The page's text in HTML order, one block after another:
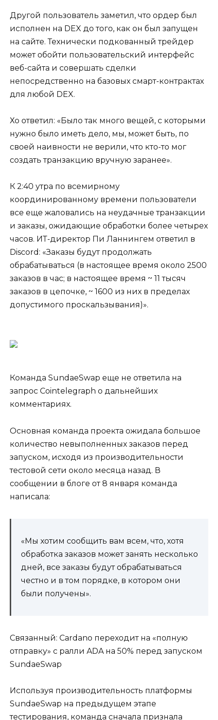
Другой пользователь заметил, что ордер был
исполнен на DEX до того, как он был запущен
на сайте. Технически подкованный трейдер
может обойти пользовательский интерфейс
веб-сайта и совершать сделки
непосредственно на базовых смарт-контрактах
для любой DEX.
Хо ответил: «Было так много вещей, с которыми
нужно было иметь дело, мы, может быть, по
своей наивности не верили, что кто-то мог
создать транзакцию вручную заранее».
К 2:40 утра по всемирному
координированному времени пользователи
все еще жаловались на неудачные транзакции
и заказы, ожидающие обработки более четырех
часов. ИТ-директор Пи Ланнингем ответил в
Discord: «Заказы будут продолжать
обрабатываться (в настоящее время около 2500
заказов в час; в настоящее время ~ 11 тысяч
заказов в цепочке, ~ 1600 из них в пределах
допустимого проскальзывания)».
Команда SundaeSwap еще не ответила на
запрос Cointelegraph о дальнейших
комментариях.
Основная команда проекта ожидала большое
количество невыполненных заказов перед
запуском, исходя из производительности
тестовой сети около месяца назад. В
сообщении в блоге от 8 января команда
написала:
«Мы хотим сообщить вам всем, что, хотя
обработка заказов может занять несколько
дней, все заказы будут обрабатываться
честно и в том порядке, в котором они
были получены».
Связанный: Cardano переходит на «полную
отправку» с ралли ADA на 50% перед запуском
SundaeSwap
Используя производительность платформы
SundaeSwap на предыдущем этапе
тестирования, команда сначала признала